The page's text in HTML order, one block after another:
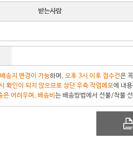
받는사람
배송지 변경이 가능하며, 오후 3시 이후 접수건은 꼭
확인이 되지 않으므로 상단 우측 작업메모에 내
은 어려우며, 배송비 는 배송방법에서 선불/착불